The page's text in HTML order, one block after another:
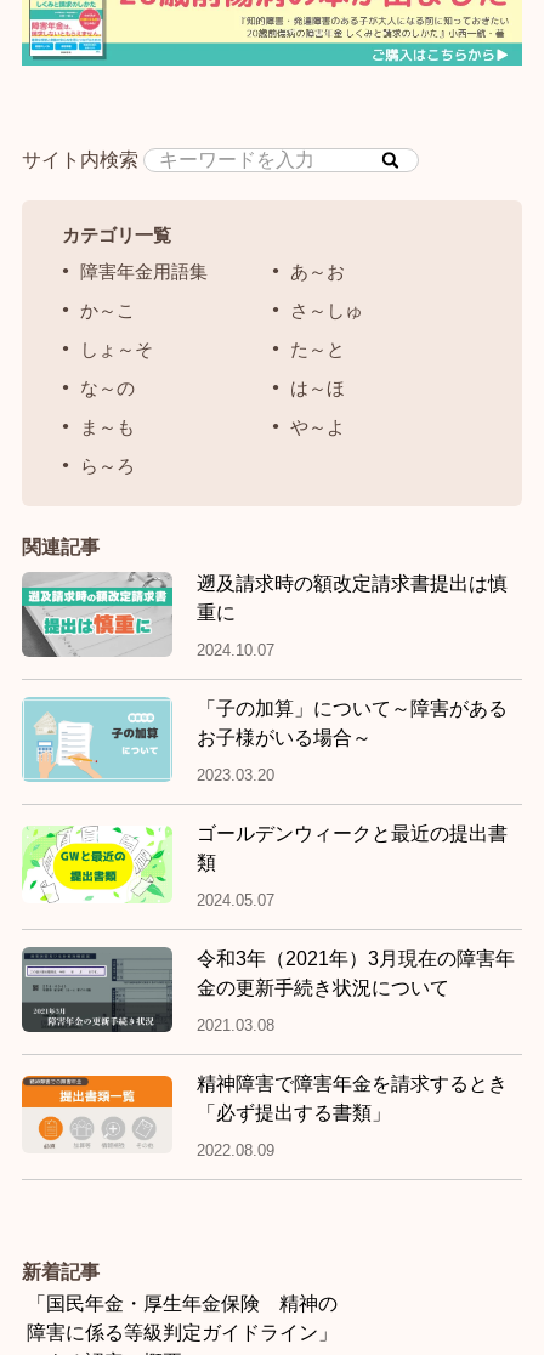
サイト内検索
カテゴリ一覧
障害年金用語集
あ～お
か～こ
さ～しゅ
しょ～そ
た～と
な～の
は～ほ
ま～も
や～よ
ら～ろ
関連記事
遡及請求時の額改定請求書提出は慎
重に
2024.10.07
「子の加算」について～障害がある
お子様がいる場合～
2023.03.20
ゴールデンウィークと最近の提出書
類
2024.05.07
令和3年（2021年）3月現在の障害年
金の更新手続き状況について
2021.03.08
精神障害で障害年金を請求するとき
「必ず提出する書類」
2022.08.09
新着記事
「国民年金・厚生年金保険 精神の
障害に係る等級判定ガイドライン」